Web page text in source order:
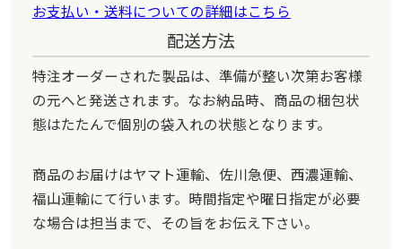
お支払い・送料についての詳細はこちら
配送方法
特注オーダーされた製品は、準備が整い次第お客様
の元へと発送されます。なお納品時、商品の梱包状
態はたたんで個別の袋入れの状態となります。
商品のお届けはヤマト運輸、佐川急便、西濃運輸、
福山運輸にて行います。時間指定や曜日指定が必要
な場合は担当まで、その旨をお伝え下さい。